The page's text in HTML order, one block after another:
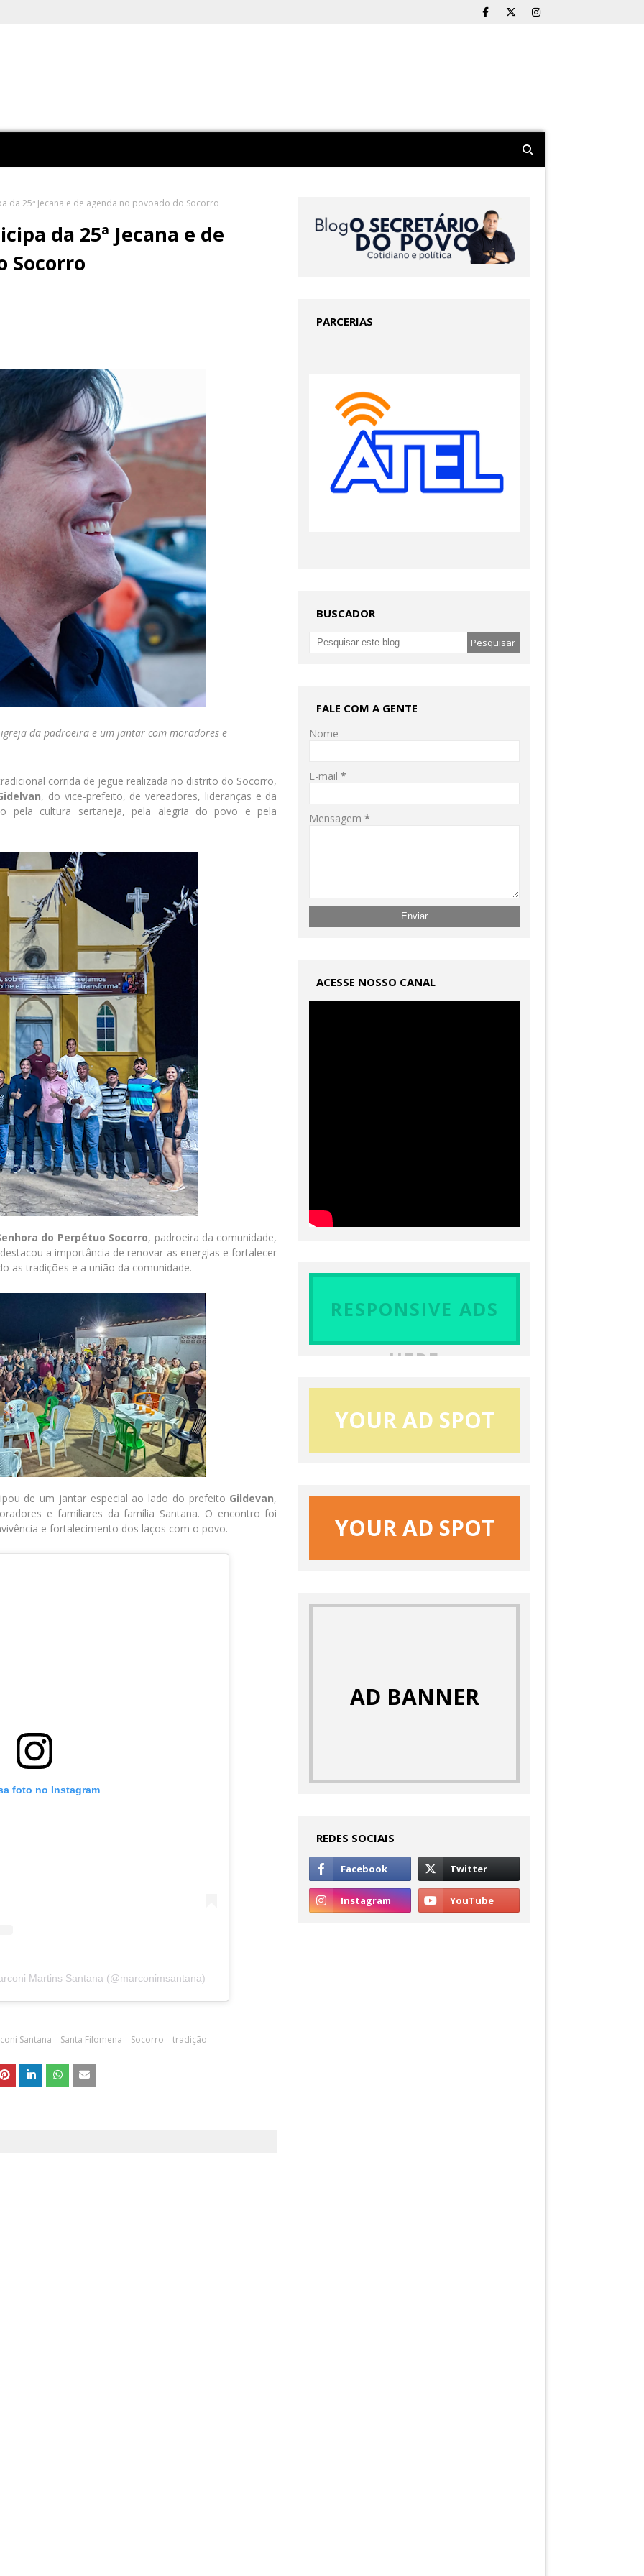
da 25ª Jecana e de agenda no povoado do Socorro
da 25ª Jecana e de
Socorro
da padroeira e um jantar com moradores e
corrida de jegue realizada no distrito do Socorro,
, do vice-prefeito, de vereadores, lideranças e da
pela cultura sertaneja, pela alegria do povo e pela
do Perpétuo Socorro, padroeira da comunidade,
a importância de renovar as energias e fortalecer
as tradições e a união da comunidade.
de um jantar especial ao lado do prefeito Gildevan,
e familiares da família Santana. O encontro foi
e fortalecimento dos laços com o povo.
foto no Instagram
Martins Santana (@marconimsantana)
Santana Santa Filomena Socorro tradição
PARCERIAS
BUSCADOR
FALE COM A GENTE
Nome
E-mail*
Mensagem*
ACESSE NOSSO CANAL
RESPONSIVE ADS
HERE
YOUR AD SPOT
YOUR AD SPOT
AD BANNER
REDES SOCIAIS